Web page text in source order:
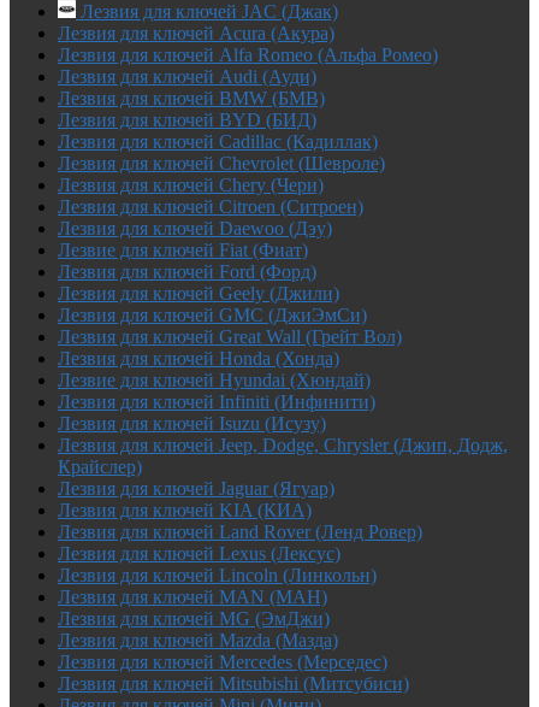
Лезвия для ключей JAC (Джак)
Лезвия для ключей Acura (Акура)
Лезвия для ключей Alfa Romeo (Альфа Ромео)
Лезвия для ключей Audi (Ауди)
Лезвия для ключей BMW (БМВ)
Лезвия для ключей BYD (БИД)
Лезвия для ключей Cadillac (Кадиллак)
Лезвия для ключей Chevrolet (Шевроле)
Лезвия для ключей Chery (Чери)
Лезвия для ключей Citroen (Ситроен)
Лезвия для ключей Daewoo (Дэу)
Лезвие для ключей Fiat (Фиат)
Лезвия для ключей Ford (Форд)
Лезвия для ключей Geely (Джили)
Лезвия для ключей GMC (ДжиЭмСи)
Лезвия для ключей Great Wall (Грейт Вол)
Лезвия для ключей Honda (Хонда)
Лезвие для ключей Hyundai (Хюндай)
Лезвия для ключей Infiniti (Инфинити)
Лезвия для ключей Isuzu (Исузу)
Лезвия для ключей Jeep, Dodge, Chrysler (Джип, Додж,
Крайслер)
Лезвия для ключей Jaguar (Ягуар)
Лезвия для ключей KIA (КИА)
Лезвия для ключей Land Rover (Ленд Ровер)
Лезвия для ключей Lexus (Лексус)
Лезвия для ключей Lincoln (Линкольн)
Лезвия для ключей MAN (МАН)
Лезвия для ключей MG (ЭмДжи)
Лезвия для ключей Mazda (Мазда)
Лезвия для ключей Mercedes (Мерседес)
Лезвия для ключей Mitsubishi (Митсубиси)